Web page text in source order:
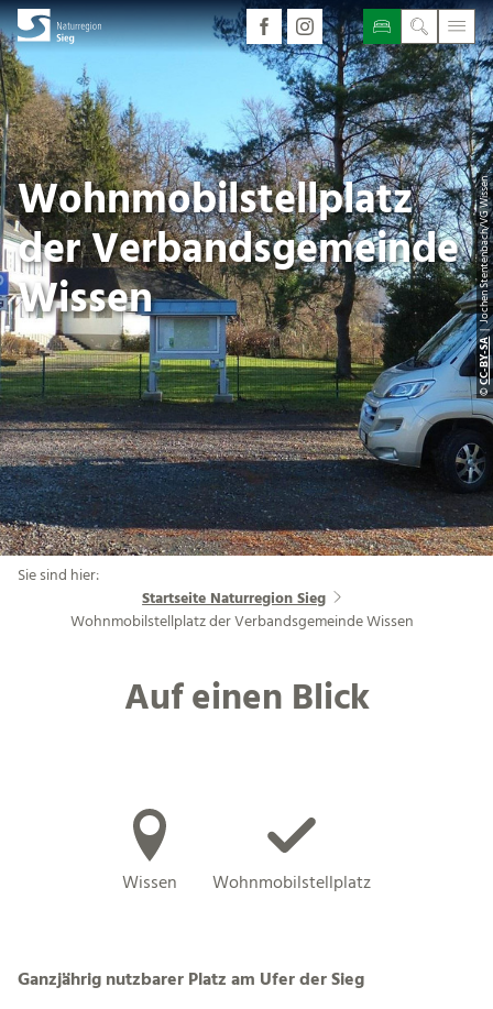
©
CC-BY-SA
| Jochen Stentenbach/VG Wissen
Wohnmobilstellplatz
der Verbandsgemeinde
Wissen
Sie sind hier:
Startseite Naturregion Sieg
Wohnmobilstellplatz der Verbandsgemeinde Wissen
Auf einen Blick
Wissen Wohnmobilstellplatz
Ganzjährig nutzbarer Platz am Ufer der Sieg